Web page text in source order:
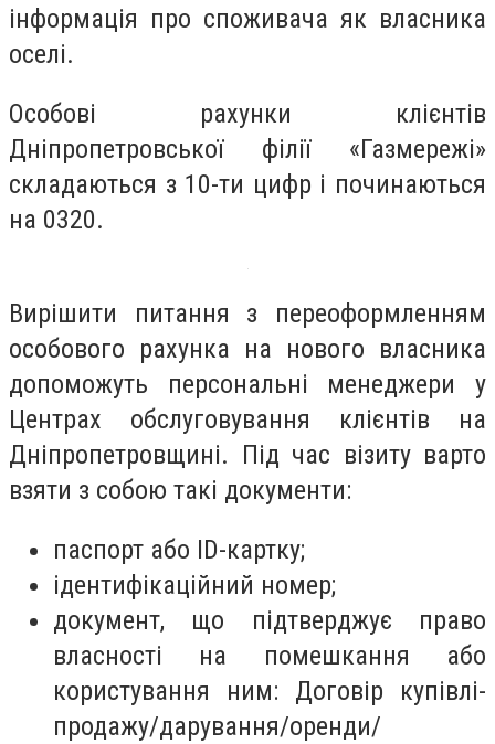
інформація про споживача як власника
оселі.
Особові рахунки клієнтів
Дніпропетровської філії «Газмережі»
складаються з 10-ти цифр і починаються
на 0320.
Вирішити питання з переоформленням
особового рахунка на нового власника
допоможуть персональні менеджери у
Центрах обслуговування клієнтів на
Дніпропетровщині. Під час візиту варто
взяти з собою такі документи:
паспорт або ID-картку;
ідентифікаційний номер;
документ, що підтверджує право
власності на помешкання або
користування ним: Договір купівлі-
продажу/дарування/оренди/